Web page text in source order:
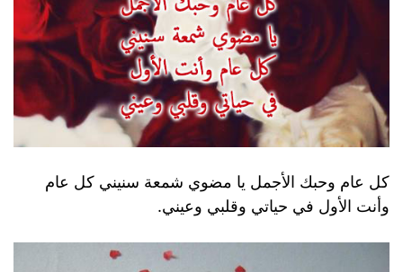
كل عام وحبك الأجمل يا مضوي شمعة سنيني كل عام
وأنت الأول في حياتي وقلبي وعيني.